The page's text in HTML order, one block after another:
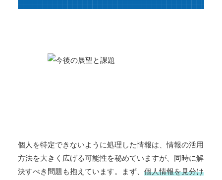
個人を特定できないように処理した情報は、情報の活用
方法を大きく広げる可能性を秘めていますが、同時に解
決すべき問題も抱えています。まず、 個人情報を見分け